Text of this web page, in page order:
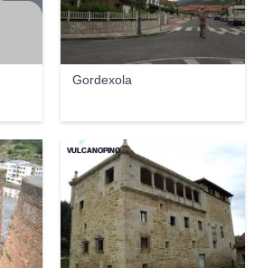
Gordexola
VULCANOPINO